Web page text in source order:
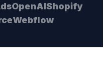
OpenAIShopify
Webflow